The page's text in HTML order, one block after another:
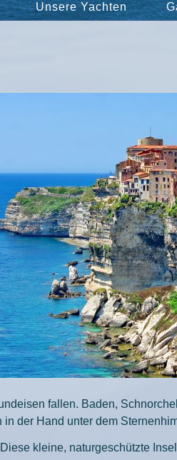
Unsere Yachten
fallen. Baden,
der Hand unter dem
kleine, naturgeschützte